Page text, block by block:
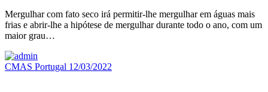
Mergulhar com fato seco irá permitir-lhe mergulhar em águas mais
frias e abrir-lhe a hipótese de mergulhar durante todo o ano, com um
maior grau…
CMAS Portugal 12/03/2022